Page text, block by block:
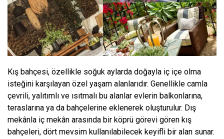
Kış bahçesi, özellikle soğuk aylarda doğayla iç içe olma
isteğini karşılayan özel yaşam alanlarıdır. Genellikle camla
çevrili, yalıtımlı ve ısıtmalı bu alanlar evlerin balkonlarına,
teraslarına ya da bahçelerine eklenerek oluşturulur. Dış
mekânla iç mekân arasında bir köprü görevi gören kış
bahçeleri, dört mevsim kullanılabilecek keyifli bir alan sunar.